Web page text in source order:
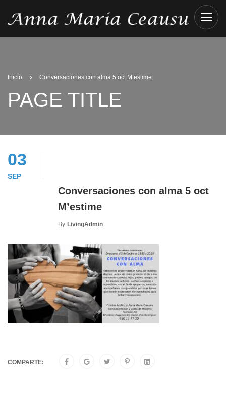
Inicio Conversaciones con alma 5 oct M’estime
PAGE TITLE
03
SEP
Conversaciones con alma 5 oct
M’estime
By LivingAdmin
COMPARTE: